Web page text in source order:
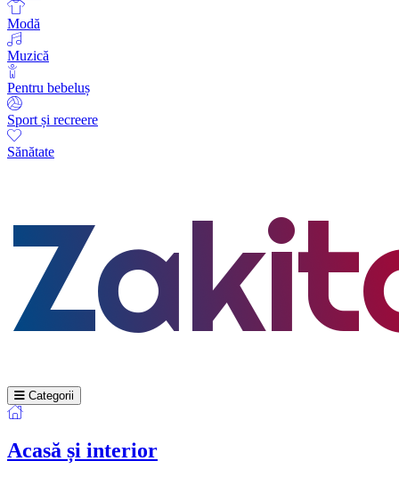
Modă
Muzică
Pentru bebeluș
Sport și recreere
Sănătate
Categorii
Acasă și interior